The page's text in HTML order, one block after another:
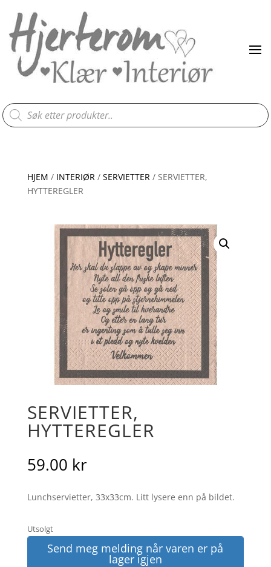
Products
search
HJEM / INTERIØR/ SERVIETTER/ SERVIETTER,
HYTTEREGLER
SERVIETTER,
HYTTEREGLER
59.00 kr
Lunchservietter, 33x33cm. Litt lysere enn på bildet.
Utsolgt
Send meg melding når varen er på
lager igjen